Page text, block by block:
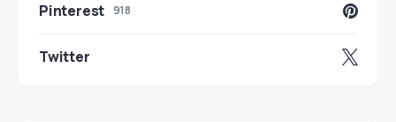
Pinterest 918
Twitter